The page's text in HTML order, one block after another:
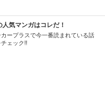
人気マンガはコレだ！
カープラスで今一番読まれている話
ェック!!